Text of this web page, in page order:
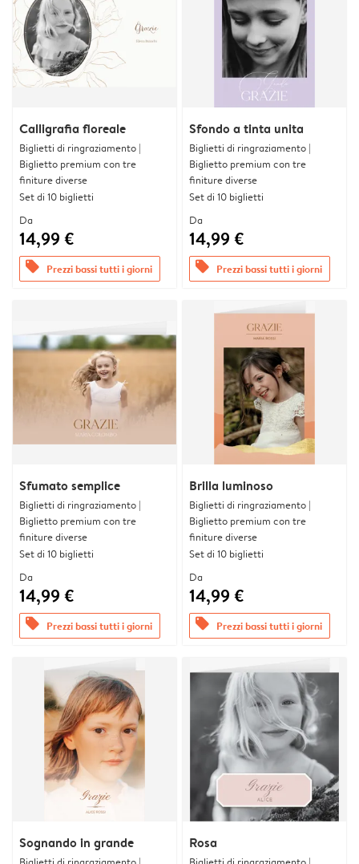
Calligrafia floreale
Biglietti di ringraziamento |
Biglietto premium con tre
finiture diverse
Set di 10 biglietti
Da
14,99 €
offers Prezzi bassi tutti i giorni
Sfondo a tinta unita
Biglietti di ringraziamento |
Biglietto premium con tre
finiture diverse
Set di 10 biglietti
Da
14,99 €
offers Prezzi bassi tutti i giorni
Sfumato semplice
Biglietti di ringraziamento |
Biglietto premium con tre
finiture diverse
Set di 10 biglietti
Da
14,99 €
offers Prezzi bassi tutti i giorni
Brilla luminoso
Biglietti di ringraziamento |
Biglietto premium con tre
finiture diverse
Set di 10 biglietti
Da
14,99 €
offers Prezzi bassi tutti i giorni
Sognando in grande Rosa